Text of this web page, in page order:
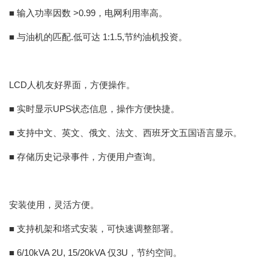
■ 输入功率因数 >0.99，电网利用率高。
■ 与油机的匹配.低可达 1:1.5,节约油机投资。
LCD人机友好界面，方便操作。
■ 实时显示UPS状态信息，操作方便快捷。
■ 支持中文、英文、俄文、法文、西班牙文五国语言显示。
■ 存储历史记录事件，方便用户查询。
安装使用，灵活方便。
■ 支持机架和塔式安装，可快速调整部署。
■ 6/10kVA 2U, 15/20kVA 仅3U，节约空间。